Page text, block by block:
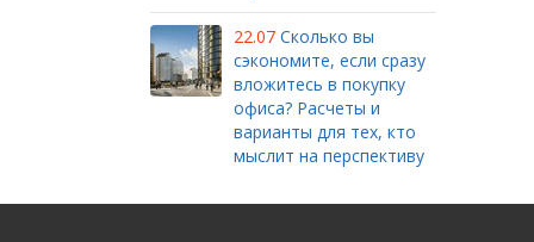
22.07 Сколько вы
сэкономите, если сразу
вложитесь в покупку
офиса? Расчеты и
варианты для тех, кто
мыслит на перспективу